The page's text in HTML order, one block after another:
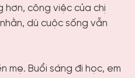
hơn, công việc của chị
dù cuộc sống vẫn
mẹ. Buổi sáng đi học, em